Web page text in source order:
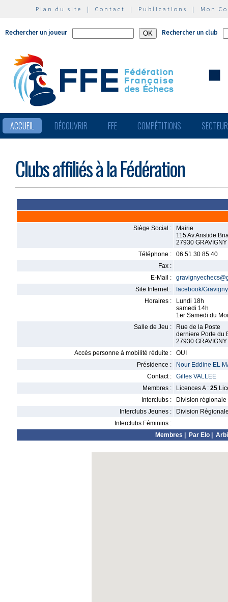
Plan du site | Contact | Publications | Mon
Rechercher un joueur Rechercher un club
ACCUEIL DÉCOUVRIR FFE COMPÉTITIONS
Clubs affiliés à la Fédération
Siège Social :
Mairie
115 Av Aristide
27930 GRAVIGNY
Téléphone :
06 51 30 85 40
Fax :
E-Mail :
Site Internet :
facebook/
Horaires :
Lundi 18h
samedi 14h
1er Samedi du
Salle de Jeu :
Rue de la Poste
derniere Porte du
27930 GRAVIGNY
Accès personne à mobilité réduite :
OUI
Présidence :
Nour Eddine EL
Contact :
Gilles VALLEE
Membres :
Licences A : 25
Interclubs :
Division régionale
Interclubs Jeunes :
Division
Interclubs Féminins :
Membres
Par Elo